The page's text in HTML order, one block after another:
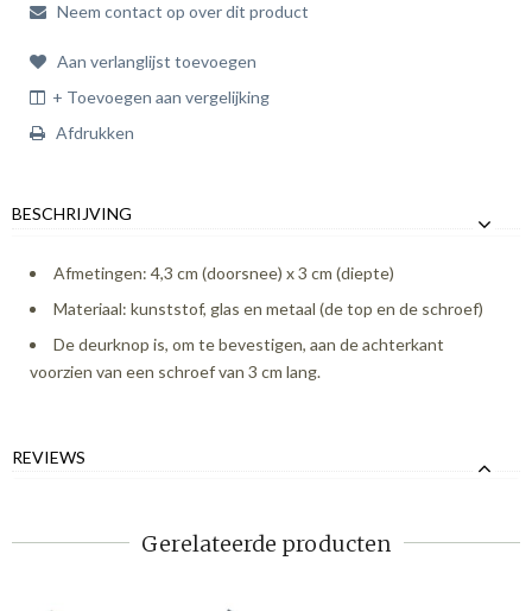
Neem contact op over dit product
Aan verlanglijst toevoegen
+ Toevoegen aan vergelijking
Afdrukken
BESCHRIJVING
Afmetingen: 4,3 cm (doorsnee) x 3 cm (diepte)
Materiaal: kunststof, glas en metaal (de top en de schroef)
De deurknop is, om te bevestigen, aan de achterkant
voorzien van een schroef van 3 cm lang.
REVIEWS
Gerelateerde producten